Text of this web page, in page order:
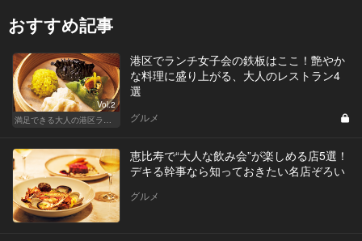
おすすめ記事
Vol.2
満足できる大人の港区ランチデート
港区でランチ女子会の鉄板はここ！艶やか
な料理に盛り上がる、大人のレストラン4
選
グルメ
恵比寿で“大人な飲み会”が楽しめる店5選！
デキる幹事なら知っておきたい名店ぞろい
グルメ